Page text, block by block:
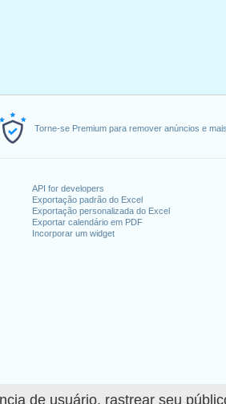
de usuário, rastrear seu
Torne-se Premium para remover anúncios e mais
API for developers
Exportação padrão do Excel
Exportação personalizada do Excel
Exportar calendário em PDF
Incorporar um widget